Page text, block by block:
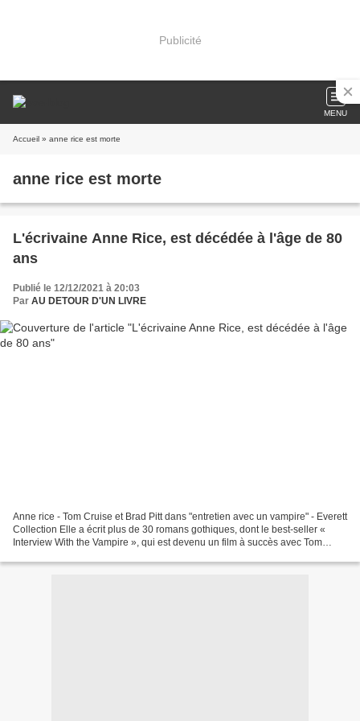
Publicité
MENU
Accueil » anne rice est morte
anne rice est morte
L'écrivaine Anne Rice, est décédée à l'âge de 80
ans
Publié le 12/12/2021 à 20:03
Par AU DETOUR D'UN LIVRE
Anne rice - Tom Cruise et Brad Pitt dans "entretien avec un vampire" - Everett
Collection Elle a écrit plus de 30 romans gothiques, dont le best-seller «
Interview With the Vampire », qui est devenu un film à succès avec Tom